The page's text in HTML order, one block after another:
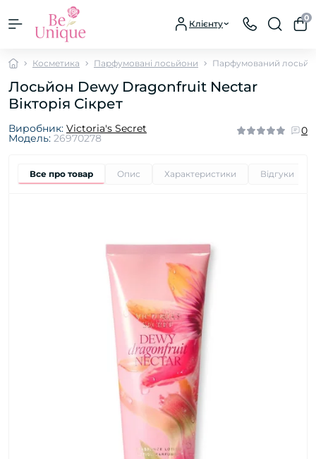
Клієнту
0
Косметика Парфумовані лосьйони Парфумований
Лосьйон Dewy Dragonfruit Nectar
Вікторія Сікрет
Виробник: Victoria's Secret
Модель: 26970278
0
Все про товар Опис Характеристики Відгуки